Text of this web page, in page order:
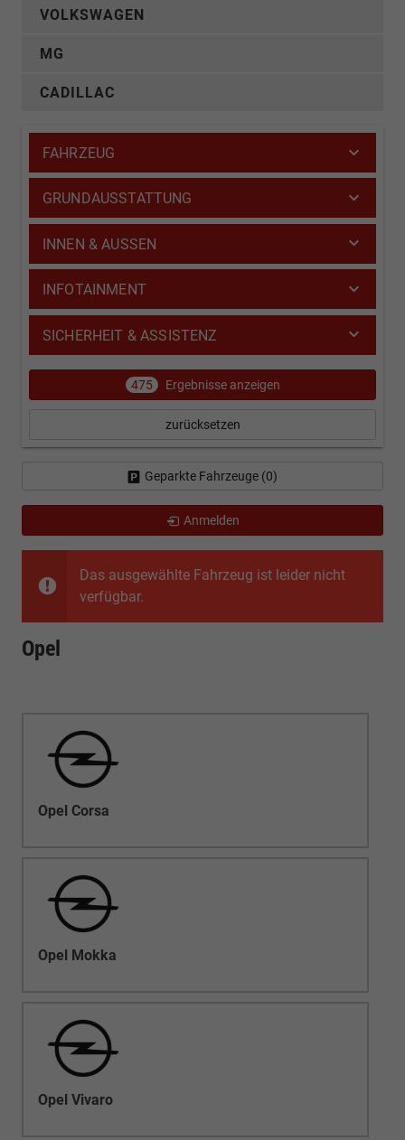
Das ausgewählte Fahrzeug ist leider nicht
verfügbar.
Opel
Opel Corsa
Opel Mokka
Opel Vivaro
VOLKSWAGEN
MG
CADILLAC
FAHRZEUG
GRUNDAUSSTATTUNG
INNEN & AUSSEN
INFOTAINMENT
SICHERHEIT & ASSISTENZ
475 Ergebnisse anzeigen
zurücksetzen
Geparkte Fahrzeuge (0)
Anmelden